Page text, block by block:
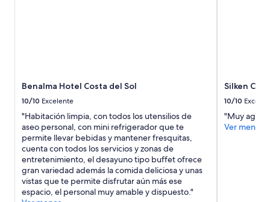
Benalma Hotel Costa del Sol
10/10 Excelente
"Habitación limpia, con todos los utensilios de
aseo personal, con mini refrigerador que te
permite llevar bebidas y mantener fresquitas,
cuenta con todos los servicios y zonas de
entretenimiento, el desayuno tipo buffet ofrece
gran variedad además la comida deliciosa y unas
vistas que te permite disfrutar aún más ese
espacio, el personal muy amable y dispuesto."
Silken
10/10
"Muy
Ver menos